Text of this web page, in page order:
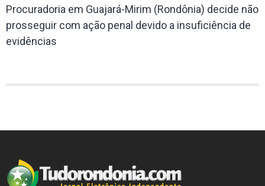
Procuradoria em Guajará-Mirim (Rondônia) decide não
prosseguir com ação penal devido a insuficiência de
evidências